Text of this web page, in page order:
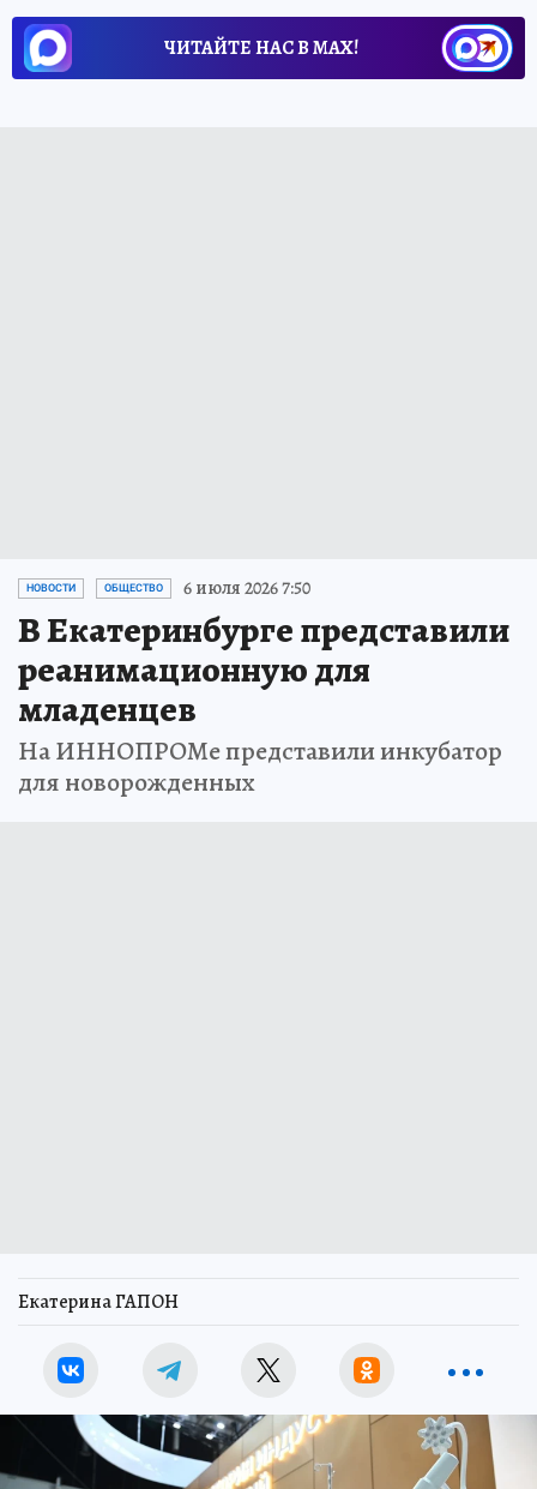
ЧИТАЙТЕ НАС В МАХ!
НОВОСТИ ОБЩЕСТВО 6 июля 2026 7:50
В Екатеринбурге представили
реанимационную для
младенцев
На ИННОПРОМе представили инкубатор
для новорожденных
Екатерина ГАПОН